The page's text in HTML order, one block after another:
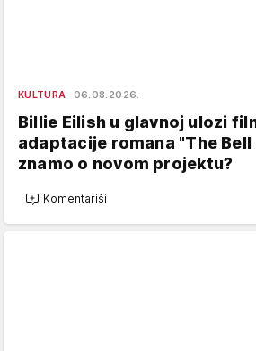
KULTURA 06.08.2026.
Billie Eilish u glavnoj ulozi
adaptacije romana "The Bell
znamo o novom projektu?
Komentariši